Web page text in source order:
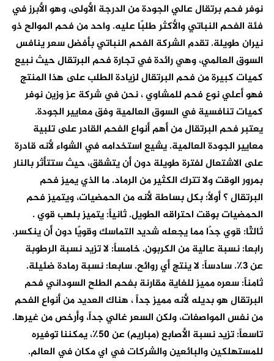
نوفر فحم برتقال عالي الجودة من الدرجة الأولى، وهو الأبرز في
فئة الفحم النباتي والأكثر طلبًا عليه. واحد من فحم الموالح ذو
نيران طويلة. تقدم الشركة الفحم النباتي بأفضل سعر ينافس
السوق العالمي، وهي رائدة في تجارة فحم البرتقال حيث نبيع
كميات كبيرة من فحم البرتقال لزيادة الطلب على هذا المنتج
فهو أعلي نوع فحم للمشاوي ، نحن في شركة عز وزين نوفر
كميات تنافسية في السوق العالمية وفق معايير الجودة.
يعتبر فحم البرتقال من أهم أنواع الفحم القادر على تلبية
معايير الجودة العالمية. يشيع استخدامه في الشواء لأنه قادرة
على الاشتعال لفترة طويلة دون أن يتشقق، حيث ستتأثر بالنار
بمرور الوقت ولا تترك الكثير من الرماد. ما الذي يميز فحم
البرتقال ؟ أولاً: بكل بساطة لأنه من الحمضيات، ويتميز فحم
الحمضيات بوقت احتراقه الطويل. ثانياً: يتميز بلهب قوي .
ثالثًا: قوي جدًا مما يجعله شديد التماسك وقويًا دون أن ينكسر.
رابعا: نسبة عالية من الكربون. خامساً: لا تزيد نسبة الرطوبة
عن 3٪. سادساً: لا ينتج أي روائح. سابعا: نسبة رمادة ضئيلة.
ثامناً: سعره مميز للغاية مقارنة بفحم الطلح السوداني فحم
البرتقال هو بديله لأنه مميز جداً ، هناك العديد من أنواع الفحم
من نفس المواصفات، ولكن السعر غالي جداً، وأرخص من غيرها.
تاسعاً: تزيد نسبة الأصابع (مباريم) عن 50٪، يمكننا توفيره
للمستهلكين والبائعين والشركات في اي مكان في العالم.